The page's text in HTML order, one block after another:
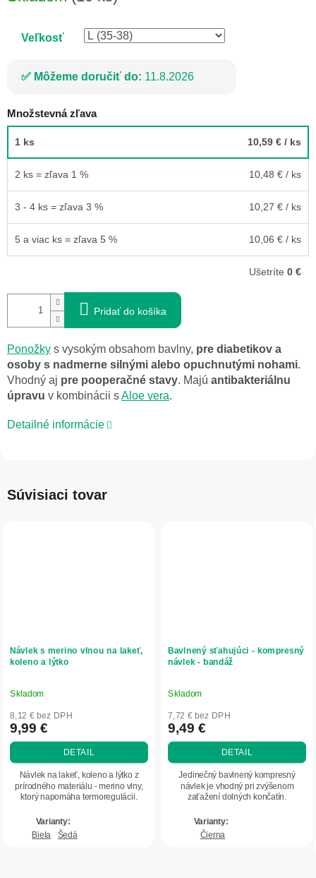
Veľkosť
Môžeme doručiť do: 11.8.2026
Množstevná zľava
1 ks 10,59 € / ks
2 ks = zľava 1 % 10,48 € / ks
3 - 4 ks = zľava 3 % 10,27 € / ks
5 a viac ks = zľava 5 % 10,06 € / ks
Ušetríte 0 €
Pridať do košíka
Ponožky s vysokým obsahom bavlny, pre diabetikov a
osoby s nadmerne silnými alebo opuchnutými nohami.
Vhodný aj pre pooperačné stavy. Majú antibakteriálnu
úpravu v kombinácii sAloe vera.
Detailné informácie
Súvisiaci tovar
Návlek s merino vlnou na lakeť,
koleno a lýtko
Priemerné
hodnotenie
produktu
je
4,5
5
hviezdičiek.
Skladom
8,12 € bez DPH
9,99 €
DETAIL
Návlek na lakeť, koleno a lýtko z
prírodného materiálu - merino vlny,
ktorý napomáha termoregulácii.
Biela Šedá
Bavlnený sťahujúci - kompresný
návlek - bandáž
Priemerné
hodnotenie
produktu
je
4,7
hviezdičiek.
Skladom
7,72 € bez DPH
9,49 €
DETAIL
Jedinečný bavlnený kompresný
návlek je vhodný pri zvýšenom
zaťažení dolných končatín.
Čierna